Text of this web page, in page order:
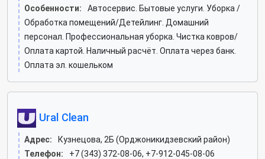
Особенности:
Автосервис. Бытовые услуги. Уборка /
Обработка помещений/Детейлинг. Домашний
персонал. Профессиональная уборка. Чистка ковров/
Оплата картой. Наличный расчёт. Оплата через банк.
Оплата эл. кошельком
Ural Clean
Адрес:
Кузнецова, 2Б (Орджоникидзевский район)
Телефон:
+7 (343) 372-08-06, +7-912-045-08-06